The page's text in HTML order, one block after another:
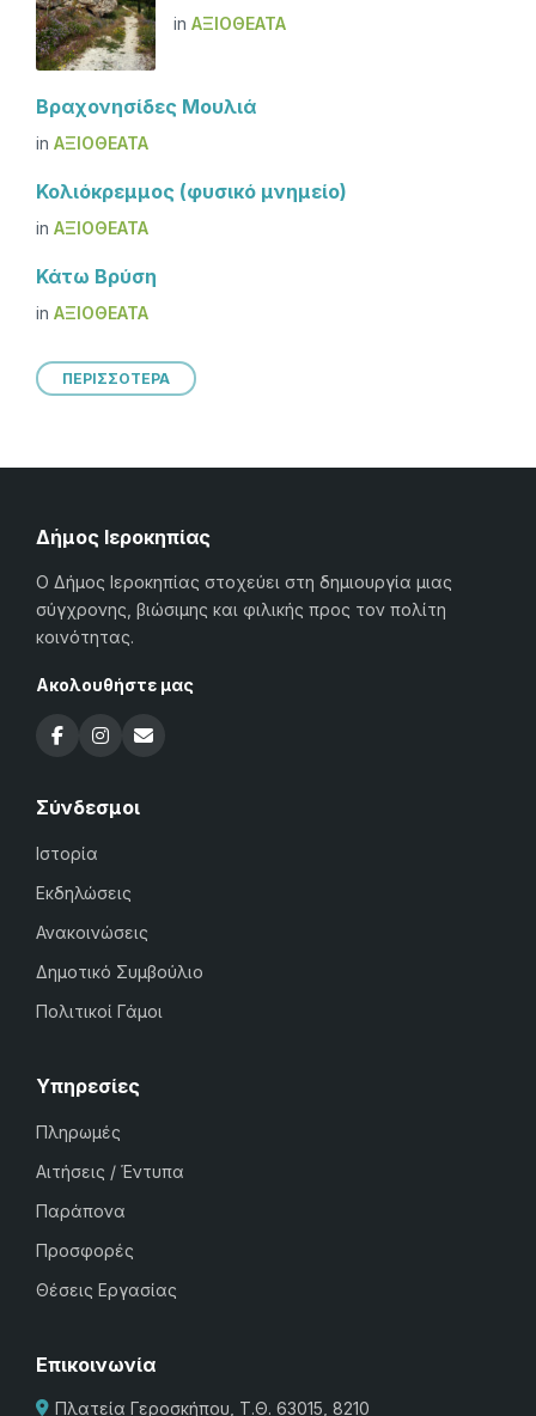
in ΑΞΙΟΘΈΑΤΑ
Βραχονησίδες Μουλιά
in ΑΞΙΟΘΈΑΤΑ
Κολιόκρεμμος (φυσικό μνημείο)
in ΑΞΙΟΘΈΑΤΑ
Κάτω Βρύση
in ΑΞΙΟΘΈΑΤΑ
ΠΕΡΙΣΣΟΤΕΡΑ
Δήμος Ιεροκηπίας
Ο Δήμος Ιεροκηπίας στοχεύει στη δημιουργία μιας
σύγχρονης, βιώσιμης και φιλικής προς τον πολίτη
κοινότητας.
Ακολουθήστε μας
Σύνδεσμοι
Ιστορία
Εκδηλώσεις
Ανακοινώσεις
Δημοτικό Συμβούλιο
Πολιτικοί Γάμοι
Υπηρεσίες
Πληρωμές
Αιτήσεις / Έντυπα
Παράπονα
Προσφορές
Θέσεις Εργασίας
Επικοινωνία
Πλατεία Γεροσκήπου, Τ.Θ. 63015, 8210